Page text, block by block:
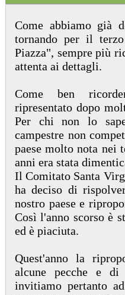
Come abbiamo già
tornando per il
Piazza", sempre più
attenta ai dettagli.
Come ben
ripresentato dopo
Per chi non lo
campestre non
paese molto nota nei
anni era stata
Il Comitato Santa
ha deciso di
nostro paese e
Così l'anno scorso è
ed è piaciuta.
Quest'anno la
alcune pecche e
invitiamo pertanto